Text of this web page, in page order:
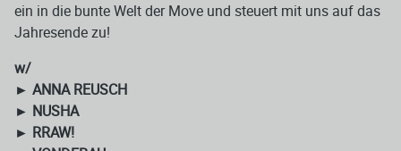
ein in die bunte Welt der Move und steuert mit uns auf das
Jahresende zu!
w/
► ANNA REUSCH
► NUSHA
► RRAW!